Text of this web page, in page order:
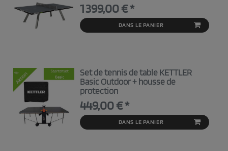
1 399,00 € *
DANS LE PANIER
Set de tennis de table KETTLER
Basic Outdoor + housse de
protection
449,00 € *
DANS LE PANIER